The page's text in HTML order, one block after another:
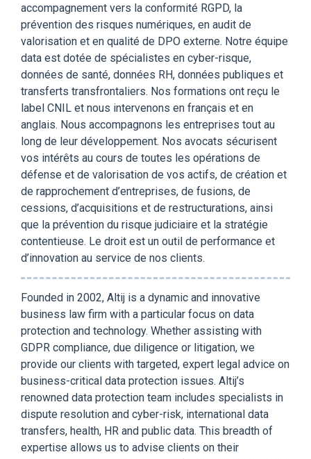
accompagnement vers la conformité RGPD, la
prévention des risques numériques, en audit de
valorisation et en qualité de DPO externe. Notre équipe
data est dotée de spécialistes en cyber-risque,
données de santé, données RH, données publiques et
transferts transfrontaliers. Nos formations ont reçu le
label CNIL et nous intervenons en français et en
anglais. Nous accompagnons les entreprises tout au
long de leur développement. Nos avocats sécurisent
vos intérêts au cours de toutes les opérations de
défense et de valorisation de vos actifs, de création et
de rapprochement d’entreprises, de fusions, de
cessions, d’acquisitions et de restructurations, ainsi
que la prévention du risque judiciaire et la stratégie
contentieuse. Le droit est un outil de performance et
d’innovation au service de nos clients.
Founded in 2002, Altij is a dynamic and innovative
business law firm with a particular focus on data
protection and technology. Whether assisting with
GDPR compliance, due diligence or litigation, we
provide our clients with targeted, expert legal advice on
business-critical data protection issues. Altij’s
renowned data protection team includes specialists in
dispute resolution and cyber-risk, international data
transfers, health, HR and public data. This breadth of
expertise allows us to advise clients on their